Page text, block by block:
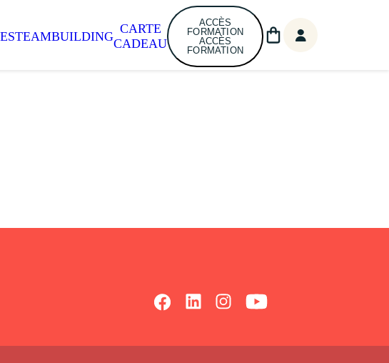
TEAMBUILDING
CARTE
CADEAU
ACCÈS
FORMATION
ACCÈS
FORMATION